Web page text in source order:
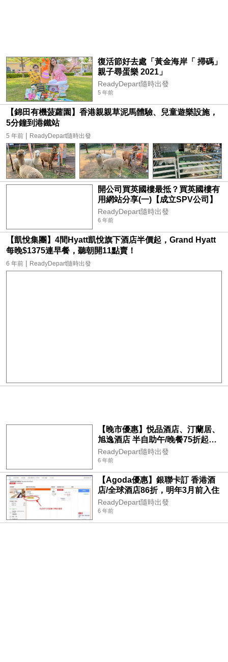
復活節好去處「黃金海岸「 掃碼」
親子尋蛋樂 2021」
ReadyDepart隨時出發
5 年前
【錦田有機菠蘿園】香港親親草泥馬體驗、兒童遊樂設施，
5分鐘到港鐵站
5 年前 | ReadyDepart隨時出發
開公司買英國樓最抵？買英國樓有
用網站分享(一)【成立SPV公司】
ReadyDepart隨時出發
6 年前
【凱悅集團】4間Hyatt凱悅旗下酒店半價起，Grand Hyatt
每晚$1375連早餐，聽朝開11點賣！
6 年前 | ReadyDepart隨時出發
【晚市優惠】悦品酒店、汀蘭居、
旭逸酒店 半自助午/晚餐75折起，
今日起開始
ReadyDepart隨時出發
6 年前
【Agoda優惠】銀聯卡訂 香港酒
店/全球酒店86折，明年3月前入住
ReadyDepart隨時出發
6 年前